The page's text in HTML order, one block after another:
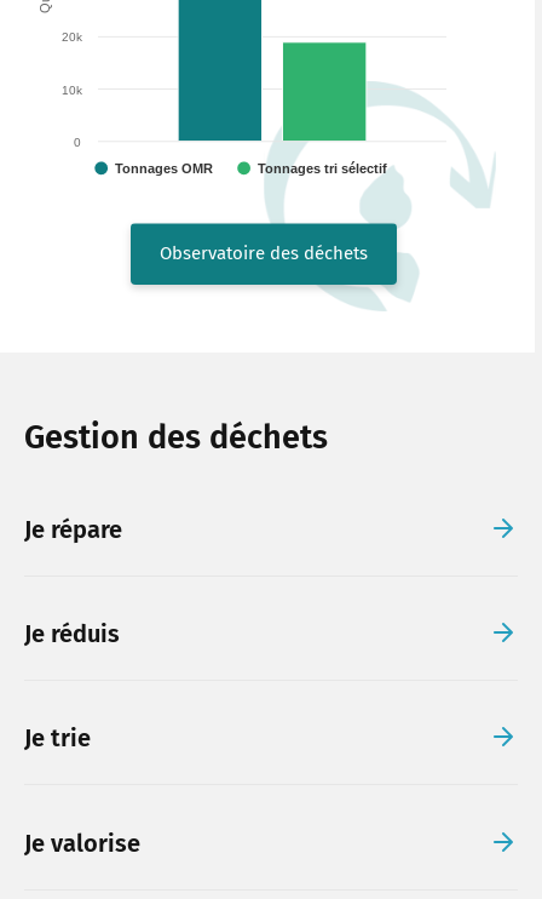
Tonnages OMR Tonnages tri sélectif
0
10k
20k
Observatoire des déchets
Gestion des déchets
Je répare
Je réduis
Je trie
Je valorise